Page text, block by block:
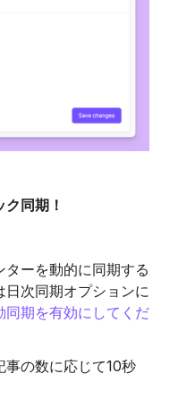
同期！
ーを動的に同期する
次同期オプションに
同期を有効にしてくだ
の数に応じて10秒